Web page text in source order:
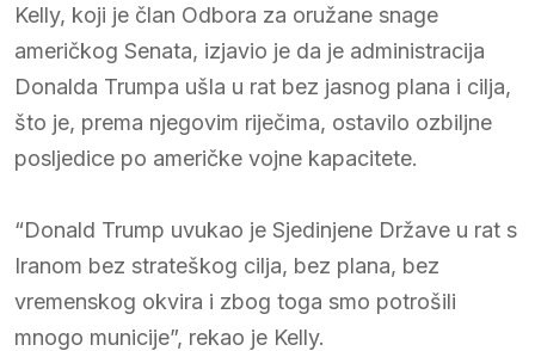
Kelly, koji je član Odbora za oružane snage
američkog Senata, izjavio je da je administracija
Donalda Trumpa ušla u rat bez jasnog plana i cilja,
što je, prema njegovim riječima, ostavilo ozbiljne
posljedice po američke vojne kapacitete.
“Donald Trump uvukao je Sjedinjene Države u rat s
Iranom bez strateškog cilja, bez plana, bez
vremenskog okvira i zbog toga smo potrošili
mnogo municije”, rekao je Kelly.